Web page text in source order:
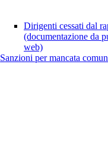
Dirigenti cessati dal
(documentazione da
web)
Sanzioni per mancata